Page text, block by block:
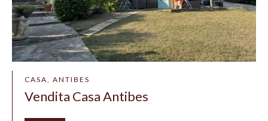
CASA, ANTIBES
Vendita Casa Antibes